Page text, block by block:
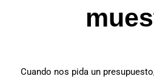
Cuando nos pida un